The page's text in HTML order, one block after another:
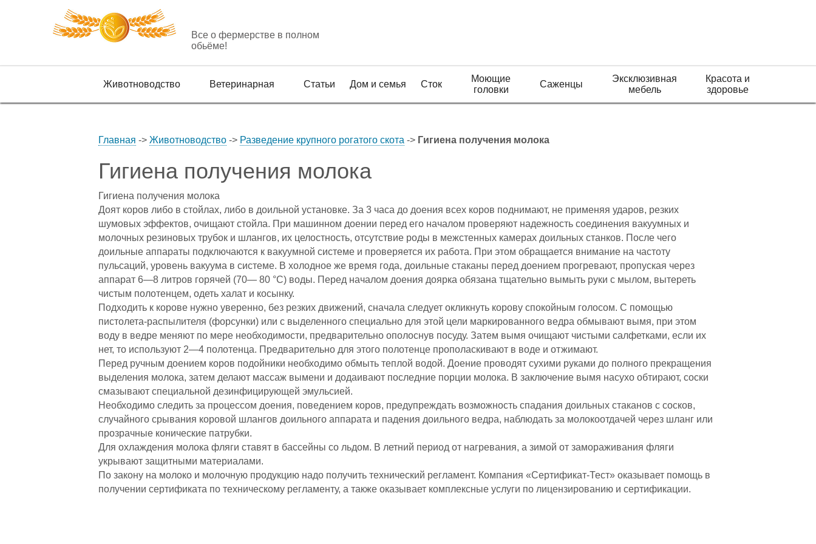
Все о фермерстве в полном
обьёме!
Животноводство Ветеринарная Статьи Дом и семья Сток
Моющие
головки
Саженцы
Эксклюзивная
мебель
Красота и
здоровье
Главная -> Животноводство -> Разведение крупного рогатого скота -> Гигиена получения молока
Гигиена получения молока
Гигиена получения молока
Доят коров либо в стойлах, либо в доильной установке. За 3 часа до доения всех коров поднимают, не применяя ударов, резких
шумовых эффектов, очищают стойла. При машинном доении перед его началом проверяют надежность соединения вакуумных и
молочных резиновых трубок и шлангов, их целостность, отсутствие роды в межстенных камерах доильных станков. После чего
доильные аппараты подключаются к вакуумной системе и проверяется их работа. При этом обращается внимание на частоту
пульсаций, уровень вакуума в системе. В холодное же время года, доильные стаканы перед доением прогревают, пропуская через
аппарат 6—8 литров горячей (70— 80 °С) воды. Перед началом доения доярка обязана тщательно вымыть руки с мылом, вытереть
чистым полотенцем, одеть халат и косынку.
Подходить к корове нужно уверенно, без резких движений, сначала следует окликнуть корову спокойным голосом. С помощью
пистолета-распылителя (форсунки) или с выделенного специально для этой цели маркированного ведра обмывают вымя, при этом
воду в ведре меняют по мере необходимости, предварительно ополоснув посуду. Затем вымя очищают чистыми салфетками, если их
нет, то используют 2—4 полотенца. Предварительно для этого полотенце прополаскивают в воде и отжимают.
Перед ручным доением коров подойники необходимо обмыть теплой водой. Доение проводят сухими руками до полного прекращения
выделения молока, затем делают массаж вымени и додаивают последние порции молока. В заключение вымя насухо обтирают, соски
смазывают специальной дезинфицирующей эмульсией.
Необходимо следить за процессом доения, поведением коров, предупреждать возможность спадания доильных стаканов с сосков,
случайного срывания коровой шлангов доильного аппарата и падения доильного ведра, наблюдать за молокоотдачей через шланг или
прозрачные конические патрубки.
Для охлаждения молока фляги ставят в бассейны со льдом. В летний период от нагревания, а зимой от замораживания фляги
укрывают защитными материалами.
По закону на молоко и молочную продукцию надо получить технический регламент. Компания «Сертификат-Тест» оказывает помощь в
получении сертификата по техническому регламенту, а также оказывает комплексные услуги по лицензированию и сертификации.